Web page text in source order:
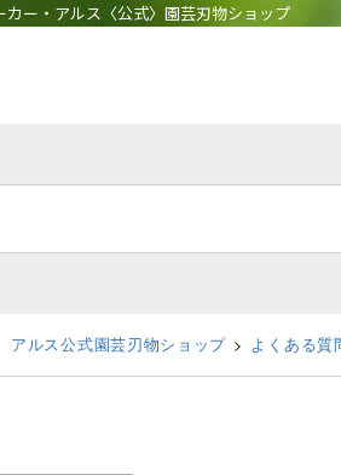
ー・アルス〈公式〉園芸刃物ショップ
アルス公式園芸刃物ショップ よくある質